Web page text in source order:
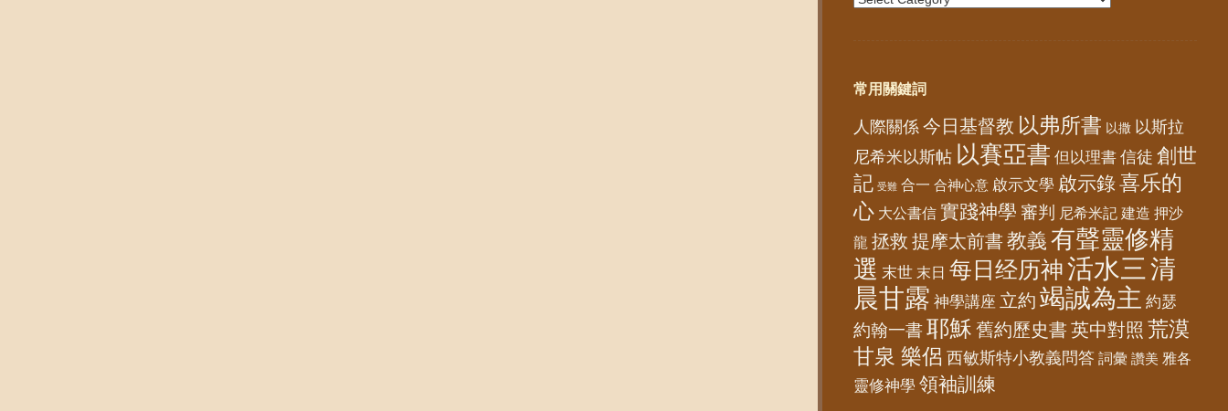
常用關鍵詞
人際關係 今日基督教 以弗所書 以撒 以斯拉
尼希米以斯帖 以賽亞書 但以理書 信徒 創世
記 受難 合一 合神心意 啟示文學 啟示錄喜乐的
心 大公書信 實踐神學 審判 尼希米記 建造 押沙
龍 拯救 提摩太前書 教義 有聲靈修精
選 末世 末日 每日经历神活水三 清
晨甘露 神學講座 立約 竭誠為主 約瑟
約翰一書耶穌 舊約歷史書 英中對照 荒漠
甘泉 樂侶 西敏斯特小教義問答 詞彙 讚美 雅各
靈修神學 領袖訓練